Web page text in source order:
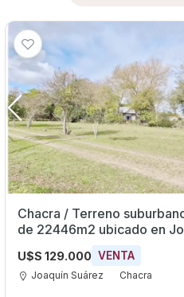
Chacra / Terreno
de 22446m2 ubicado en
U$S 129.000 VENTA
Joaquín Suárez Chacra